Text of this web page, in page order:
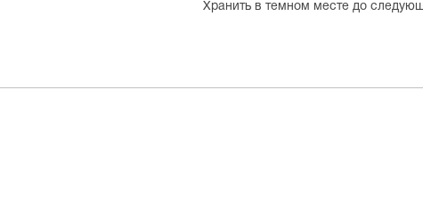
Хранить в темном месте до